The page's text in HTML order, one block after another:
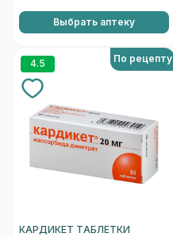
Выбрать аптеку
4.5 По рецепту
КАРДИКЕТ ТАБЛЕТКИ